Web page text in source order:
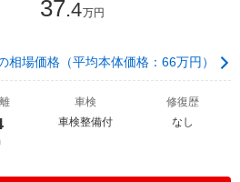
37.4万円
相場価格（平均本体価格：66万円）
車検
車検整備付
修復歴
なし